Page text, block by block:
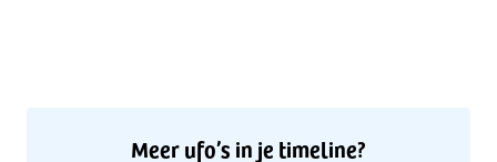
Meer ufo’s in je timeline?